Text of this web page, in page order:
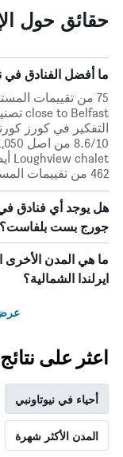
حقائق حول
ما أفضل الفنادق في
التفكير في كورز
462 من تقييمات المستخدمين
هل يوجد أي فنادق في
جورج بست بلفاست؟
ما هي المدن الأخرى
ايرلندا الشمالية؟
عرض
اعثر على
أحياء في نيوتاونبي
المدن الأكثر شهرة